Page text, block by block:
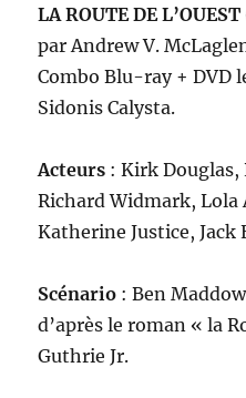
LA ROUTE DE
par Andrew V.
Combo Blu-ray + DVD
Sidonis Calysta.
Acteurs : Kirk
Richard Widmark,
Katherine Justice, Jack
Scénario : Ben
d’après le roman « la
Guthrie Jr.